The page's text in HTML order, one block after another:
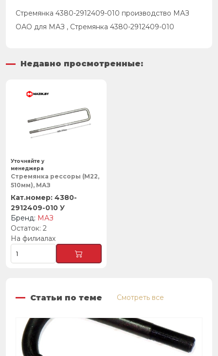
Стремянка 4380-2912409-010 производство МАЗ
ОАО для МАЗ , Стремянка 4380-2912409-010
Недавно просмотренные:
Стремянка рессоры (М22,
510мм), МАЗ
4380-
2912409-010 У
МАЗ
2
На филиалах
Уточняйте у
менеджера
Статьи по теме Смотреть все